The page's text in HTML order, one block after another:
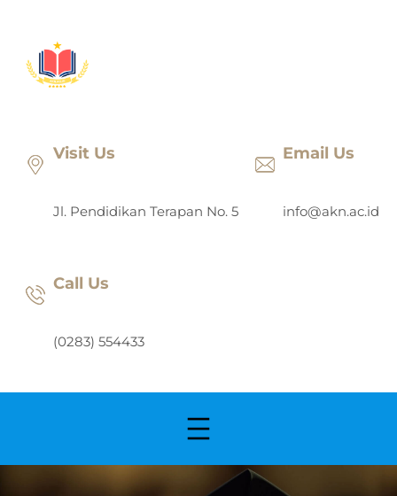
konten
Visit Us
Jl. Pendidikan Terapan No. 5
Email Us
info@akn.ac.id
Call Us
(0283) 554433